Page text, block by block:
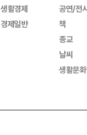
생활경제
경제일반
공연/전
책
종교
날씨
생활문